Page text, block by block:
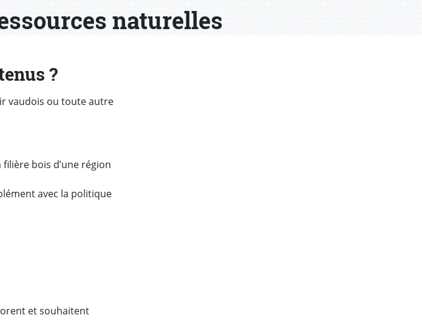
naturelles
?
vaudois ou toute autre
bois d’une région
avec la politique
et souhaitent